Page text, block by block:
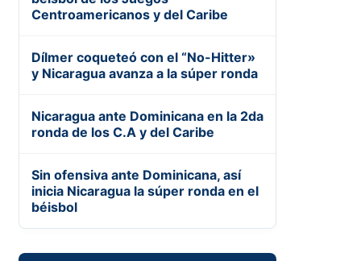
Centroamericanos y del Caribe
Dílmer coqueteó con el “No-Hitter»
y Nicaragua avanza a la súper ronda
Nicaragua ante Dominicana en la 2da
ronda de los C.A y del Caribe
Sin ofensiva ante Dominicana, así
inicia Nicaragua la súper ronda en el
béisbol